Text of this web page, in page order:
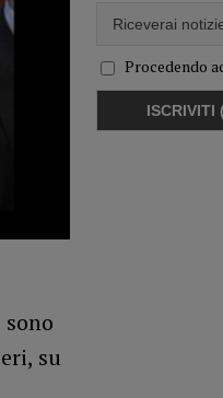
su
Procedendo